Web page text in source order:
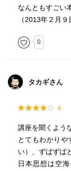
なんともすごい
（2013年２月９
0
タカギさん
4
講座を聞くよう
とてもわかりや
い）、ずばずば
日本思想は空